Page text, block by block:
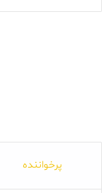
پرخواننده